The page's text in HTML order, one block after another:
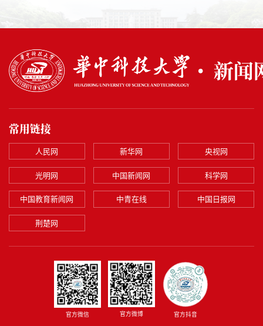
常用链接
人民网 新华网 央视网
光明网 中国新闻网 科学网
中国教育新闻网 中青在线 中国日报网
荆楚网
官方微信 官方微博 官方抖音